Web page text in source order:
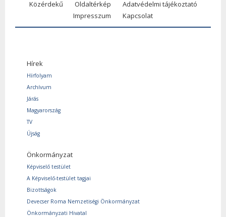
Közérdekű
Oldaltérkép
Adatvédelmi tájékoztató
Impresszum
Kapcsolat
Hírek
Hírfolyam
Archívum
Járás
Magyarország
TV
Újság
Önkormányzat
Képviselő testület
A Képviselő-testület tagjai
Bizottságok
Devecser Roma Nemzetiségi Önkormányzat
Önkormányzati Hivatal